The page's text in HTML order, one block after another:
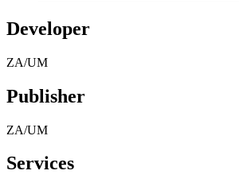
Developer
ZA/UM
Publisher
ZA/UM
Services